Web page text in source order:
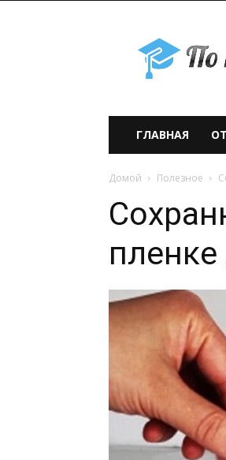
практике» —
учебно-
ГЛАВНАЯ
Домой Полезное